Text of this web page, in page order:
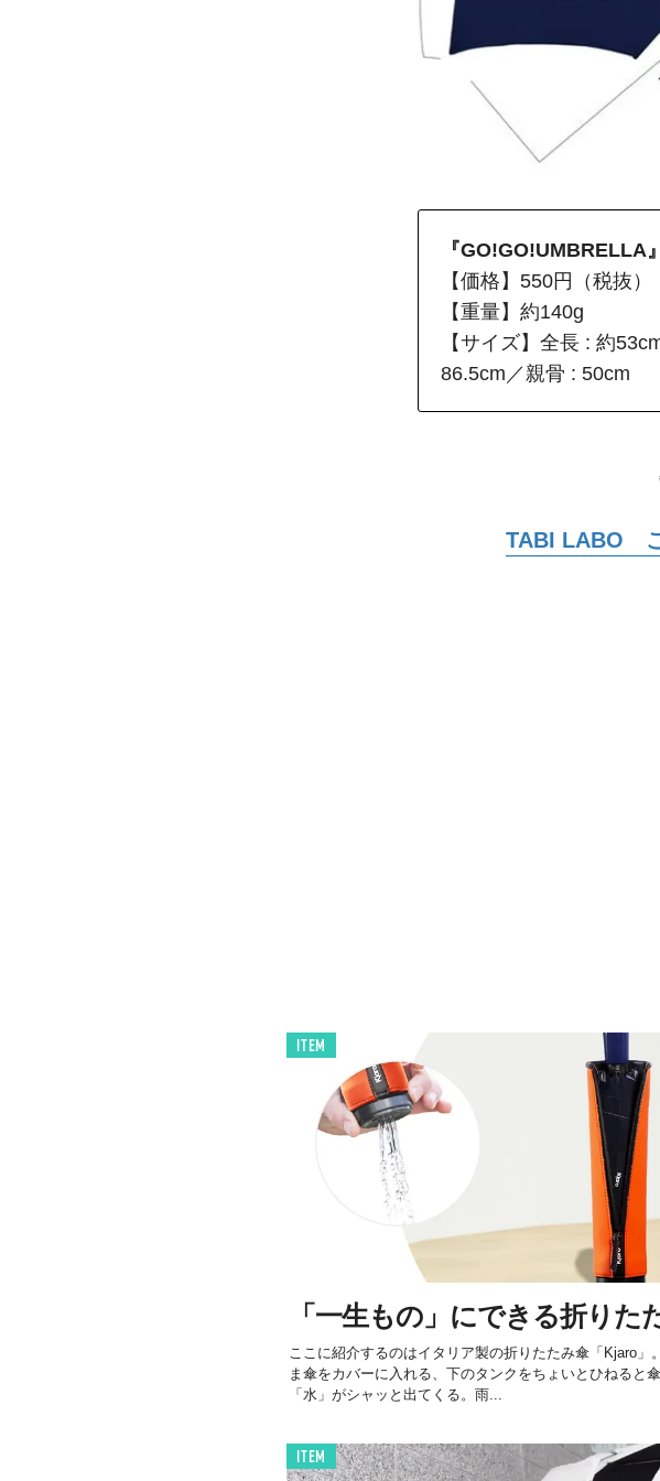
『GO!GO!UMBRELLA』
【価格】550円（税抜）
【重量】約140g
【サイズ】全長 : 約
86.5cm／親骨 : 50cm
TABI LABO こ
ITEM
「一生もの」にできる折りた
ここに紹介するのはイタリア製の折りたたみ傘「Kjaro」
ま傘をカバーに入れる、下のタンクをちょいとひねると
「水」がシャッと出てくる。雨...
ITEM